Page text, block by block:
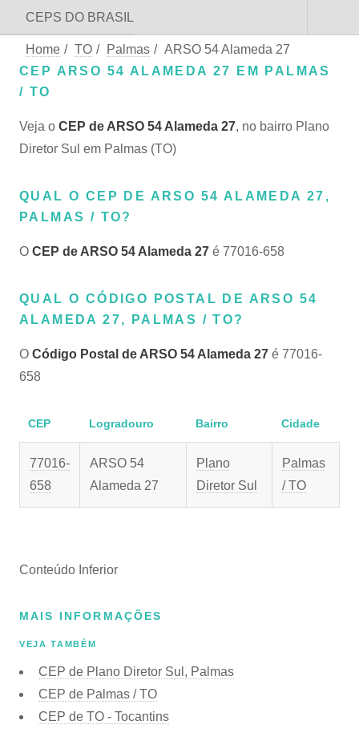
CEPS DO BRASIL
Home / TO / Palmas / ARSO 54 Alameda 27
CEP ARSO 54 ALAMEDA 27 EM PALMAS
/ TO
Veja o CEP de ARSO 54 Alameda 27, no bairro Plano
Diretor Sul em Palmas (TO)
QUAL O CEP DE ARSO 54 ALAMEDA 27,
PALMAS / TO?
O CEP de ARSO 54 Alameda 27 é 77016-658
QUAL O CÓDIGO POSTAL DE ARSO 54
ALAMEDA 27, PALMAS / TO?
O Código Postal de ARSO 54 Alameda 27 é 77016-
658
CEP Logradouro Bairro Cidade
77016-
658
ARSO 54
Alameda 27
Plano
Diretor Sul
Palmas
/ TO
Conteúdo Inferior
MAIS INFORMAÇÕES
VEJA TAMBÉM
CEP de Plano Diretor Sul, Palmas
CEP de Palmas / TO
CEP de TO - Tocantins